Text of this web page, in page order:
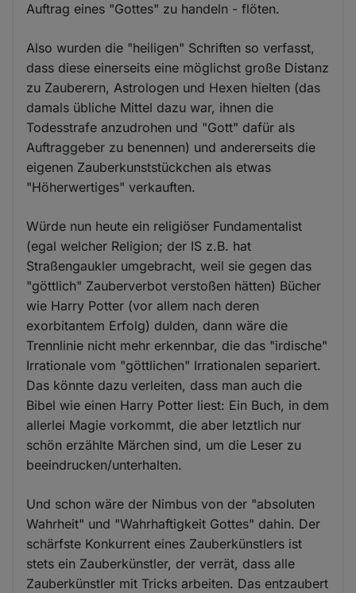
Auftrag eines "Gottes" zu handeln - flöten.
Also wurden die "heiligen" Schriften so verfasst,
dass diese einerseits eine möglichst große Distanz
zu Zauberern, Astrologen und Hexen hielten (das
damals übliche Mittel dazu war, ihnen die
Todesstrafe anzudrohen und "Gott" dafür als
Auftraggeber zu benennen) und andererseits die
eigenen Zauberkunststückchen als etwas
"Höherwertiges" verkauften.
Würde nun heute ein religiöser Fundamentalist
(egal welcher Religion; der IS z.B. hat
Straßengaukler umgebracht, weil sie gegen das
"göttlich" Zauberverbot verstoßen hätten) Bücher
wie Harry Potter (vor allem nach deren
exorbitantem Erfolg) dulden, dann wäre die
Trennlinie nicht mehr erkennbar, die das "irdische"
Irrationale vom "göttlichen" Irrationalen separiert.
Das könnte dazu verleiten, dass man auch die
Bibel wie einen Harry Potter liest: Ein Buch, in dem
allerlei Magie vorkommt, die aber letztlich nur
schön erzählte Märchen sind, um die Leser zu
beeindrucken/unterhalten.
Und schon wäre der Nimbus von der "absoluten
Wahrheit" und "Wahrhaftigkeit Gottes" dahin. Der
schärfste Konkurrent eines Zauberkünstlers ist
stets ein Zauberkünstler, der verrät, dass alle
Zauberkünstler mit Tricks arbeiten. Das entzaubert